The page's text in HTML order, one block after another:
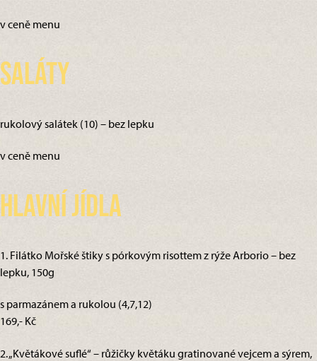
v ceně menu
Saláty
rukolový salátek (10) – bez lepku
v ceně menu
Hlavní jídla
1. Filátko Mořské štiky s pórkovým risottem z rýže Arborio – bez
lepku, 150g
s parmazánem a rukolou (4,7,12)
169,- Kč
2. „Květákové suflé“ – růžičky květáku gratinované vejcem a sýrem,